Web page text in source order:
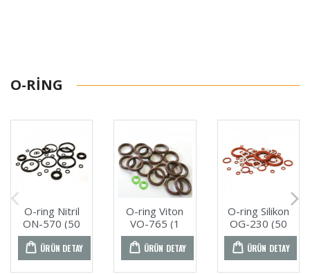
O-RING
O-ring Nitril
ON-570 (50
ADET)
ÜRÜN DETAY
O-ring Viton
VO-765 (1
ADET)
ÜRÜN DETAY
O-ring Silikon
OG-230 (50
ADET)
ÜRÜN DETAY